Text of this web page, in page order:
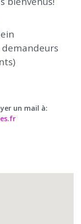
demandeurs
un mail à: